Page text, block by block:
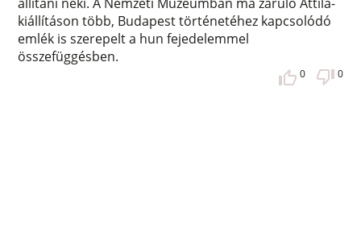
kiállításon több, Budapest történetéhez kapcsolódó
emlék is szerepelt a hun fejedelemmel
összefüggésben.
0 0